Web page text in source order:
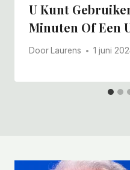
U Kunt
Minuten Of Een
Door Laurens 1 juni